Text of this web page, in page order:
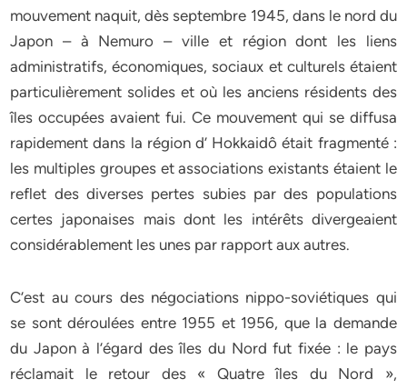
mouvement naquit, dès septembre 1945, dans le nord du
Japon – à Nemuro – ville et région dont les liens
administratifs, économiques, sociaux et culturels étaient
particulièrement solides et où les anciens résidents des
îles occupées avaient fui. Ce mouvement qui se diffusa
rapidement dans la région d’ Hokkaidô était fragmenté :
les multiples groupes et associations existants étaient le
reflet des diverses pertes subies par des populations
certes japonaises mais dont les intérêts divergeaient
considérablement les unes par rapport aux autres.
C’est au cours des négociations nippo-soviétiques qui
se sont déroulées entre 1955 et 1956, que la demande
du Japon à l’égard des îles du Nord fut fixée : le pays
réclamait le retour des « Quatre îles du Nord »,